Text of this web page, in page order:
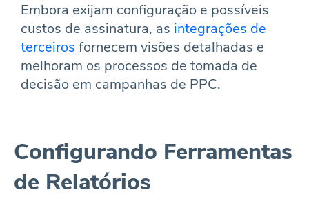
Embora exijam configuração e possíveis
custos de assinatura, as integrações de
terceiros fornecem visões detalhadas e
melhoram os processos de tomada de
decisão em campanhas de PPC.
Configurando Ferramentas
de Relatórios